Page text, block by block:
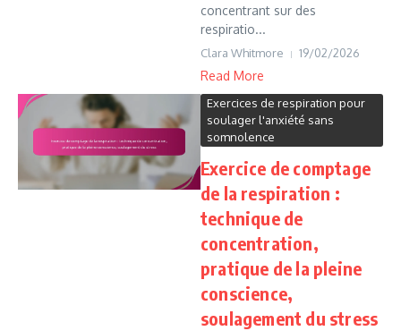
concentrant sur des
respiratio...
Clara Whitmore 19/02/2026
Read More
Exercices de respiration pour
soulager l'anxiété sans
somnolence
Exercice de comptage
de la respiration :
technique de
concentration,
pratique de la pleine
conscience,
soulagement du stress